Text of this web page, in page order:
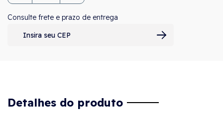
Consulte frete e prazo de entrega
Detalhes do produto